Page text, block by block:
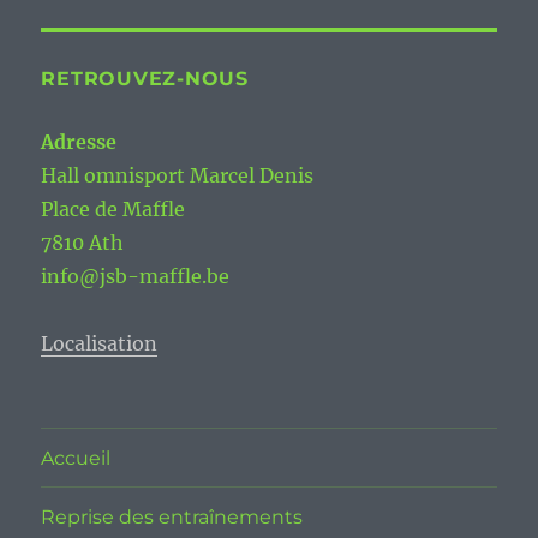
RETROUVEZ-NOUS
Adresse
Hall omnisport Marcel Denis
Place de Maffle
7810 Ath
info@jsb-maffle.be
Localisation
Accueil
Reprise des entraînements